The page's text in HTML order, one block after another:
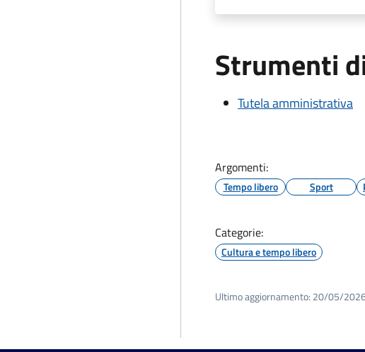
Strumenti
Tutela amministrativa
Argomenti:
Tempo libero Sport
Categorie:
Cultura e tempo libero
Ultimo aggiornamento: 20/05/